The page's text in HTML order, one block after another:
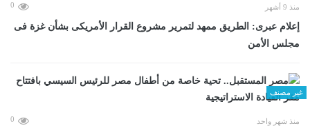
منذ 9 أشهر 0
إعلام عبرى: الطريق ممهد لتمرير مشروع القرار الأمريكى بشأن غزة فى
مجلس الأمن
غير مصنف
منذ شهر واحد 0